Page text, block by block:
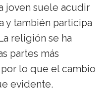
joven suele acudir
y también participa
religión se ha
partes más
lo que el cambio
evidente.